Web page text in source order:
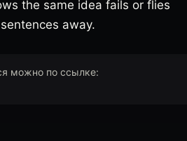
the same idea fails or flies
away.
можно по ссылке: